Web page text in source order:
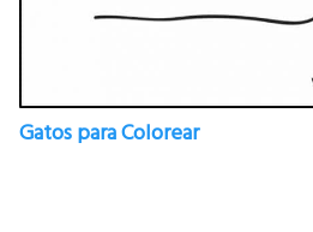
Gatos para Colorear